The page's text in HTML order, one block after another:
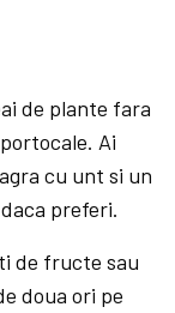
de plante fara
Ai
cu unt si un
preferi.
de fructe sau
doua ori pe